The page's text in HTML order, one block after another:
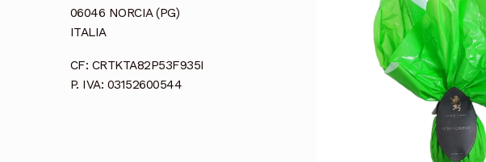
06046 NORCIA (PG)
ITALIA
CF: CRTKTA82P53F935I
P. IVA: 03152600544